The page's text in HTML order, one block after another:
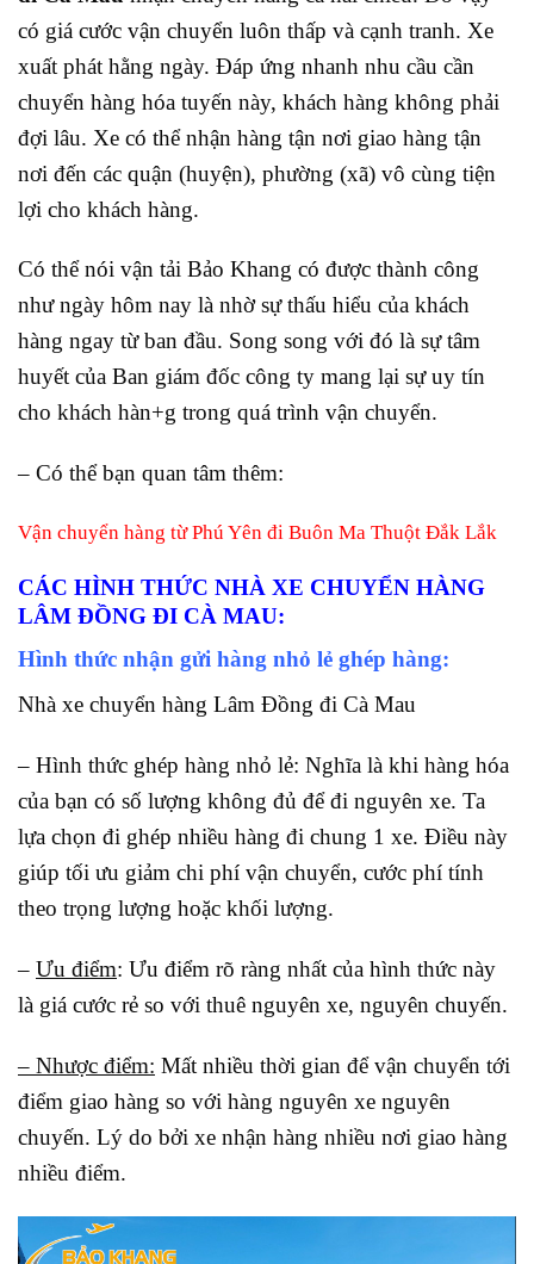
có giá cước vận chuyển luôn thấp và cạnh tranh. Xe
xuất phát hằng ngày. Đáp ứng nhanh nhu cầu cần
chuyển hàng hóa tuyến này, khách hàng không phải
đợi lâu. Xe có thể nhận hàng tận nơi giao hàng tận
nơi đến các quận (huyện), phường (xã) vô cùng tiện
lợi cho khách hàng.
Có thể nói vận tải Bảo Khang có được thành công
như ngày hôm nay là nhờ sự thấu hiểu của khách
hàng ngay từ ban đầu. Song song với đó là sự tâm
huyết của Ban giám đốc công ty mang lại sự uy tín
cho khách hàn+g trong quá trình vận chuyển.
– Có thể bạn quan tâm thêm:
Vận chuyển hàng từ Phú Yên đi Buôn Ma Thuột Đắk Lắk
CÁC HÌNH THỨC NHÀ XE CHUYỂN HÀNG
LÂM ĐỒNG ĐI CÀ MAU:
Hình thức nhận gửi hàng nhỏ lẻ ghép hàng:
Nhà xe chuyển hàng Lâm Đồng đi Cà Mau
– Hình thức ghép hàng nhỏ lẻ: Nghĩa là khi hàng hóa
của bạn có số lượng không đủ để đi nguyên xe. Ta
lựa chọn đi ghép nhiều hàng đi chung 1 xe. Điều này
giúp tối ưu giảm chi phí vận chuyển, cước phí tính
theo trọng lượng hoặc khối lượng.
– Ưu điểm: Ưu điểm rõ ràng nhất của hình thức này
là giá cước rẻ so với thuê nguyên xe, nguyên chuyến.
– Nhược điểm: Mất nhiều thời gian để vận chuyển tới
điểm giao hàng so với hàng nguyên xe nguyên
chuyến. Lý do bởi xe nhận hàng nhiều nơi giao hàng
nhiều điểm.